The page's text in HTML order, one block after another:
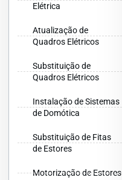
Elétrica
Atualização de
Quadros Elétricos
Substituição de
Quadros Elétricos
Instalação de Sistemas
de Domótica
Substituição de Fitas
de Estores
Motorização de Estores